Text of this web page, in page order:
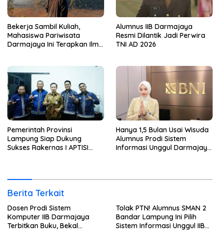
Bekerja Sambil Kuliah,
Mahasiswa Pariwisata
Darmajaya Ini Terapkan Ilmu
Alumnus IIB Darmajaya
Resmi Dilantik Jadi Perwira
TNI AD 2026
Pemerintah Provinsi
Lampung Siap Dukung
Sukses Rakernas I APTISI
Hanya 1,5 Bulan Usai Wisuda
Alumnus Prodi Sistem
Informasi Unggul Darmajaya
Berita Terkait
Dosen Prodi Sistem
Komputer IIB Darmajaya
Terbitkan Buku, Bekal
Tolak PTN! Alumnus SMAN 2
Bandar Lampung Ini Pilih
Sistem Informasi Unggul IIB